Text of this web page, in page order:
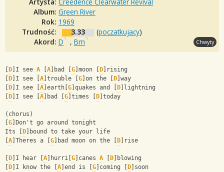
Album: Green River
Rok: 1969
Trudność:
3.33 (poczatkujacy)
Akord: D , Bm Chwyty
D ]I see A A ]bad [ G ]moon [ D ]rising
D ]I see [ A ]trouble [ G ]on the [ D ]way
D ]I see [ A ]earth[ G ]quakes and [ D ]lightning
D ]I see [ A ]bad [ G ]times [ D ]today
(chorus)
G ]Don't go around tonight
Its [
D ]bound to take your life
A ]Theres a [ G ]bad moon on the [ D ]rise
D ]I hear [ A ]hurri[ G ]canes A D ]blowing
D ]I know the [ A ]end is [ G ]coming [ D ]soon